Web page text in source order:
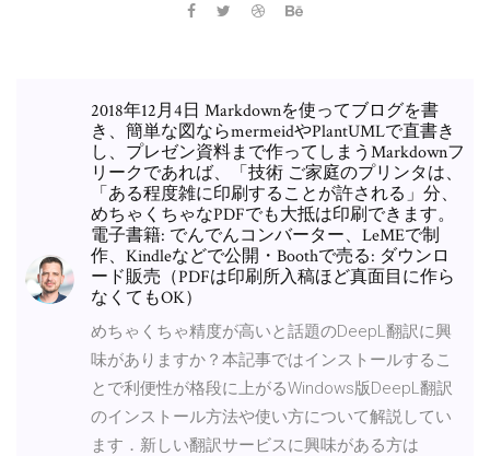
2018年12月4日 Markdownを使ってブログを書
き、簡単な図ならmermeidやPlantUMLで直書き
し、プレゼン資料まで作ってしまうMarkdownフ
リークであれば、「技術 ご家庭のプリンタは、
「ある程度雑に印刷することが許される」分、
めちゃくちゃなPDFでも大抵は印刷できます。
電子書籍: でんでんコンバーター、LeMEで制
作、Kindleなどで公開・Boothで売る: ダウンロ
ード販売（PDFは印刷所入稿ほど真面目に作ら
なくてもOK）
めちゃくちゃ精度が高いと話題のDeepL翻訳に興
味がありますか？本記事ではインストールするこ
とで利便性が格段に上がるWindows版DeepL翻訳
のインストール方法や使い方について解説してい
ます．新しい翻訳サービスに興味がある方は